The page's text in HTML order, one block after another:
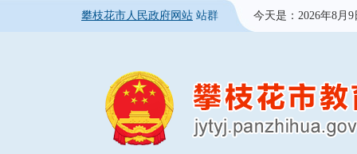
攀枝花市人民政府网站 站群 今天是： 2026年8月